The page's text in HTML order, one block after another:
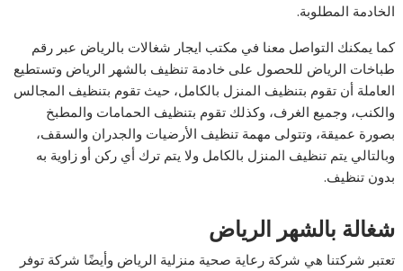
الخادمة المطلوبة.
كما يمكنك التواصل معنا في مكتب ايجار شغالات بالرياض عبر رقم
طباخات الرياض للحصول على خادمة تنظيف بالشهر الرياض وتستطيع
العاملة أن تقوم بتنظيف المنزل بالكامل، حيث تقوم بتنظيف المجالس
والكنب، وجميع الغرف، وكذلك تقوم بتنظيف الحمامات والمطبخ
بصورة عميقة، وتتولى مهمة تنظيف الأرضيات والجدران والسقف،
وبالتالي يتم تنظيف المنزل بالكامل ولا يتم ترك أي ركن أو زاوية به
بدون تنظيف.
شغالة بالشهر الرياض
تعتبر شركتنا هي شركة رعاية صحية منزلية الرياض وأيضًا شركة توفر